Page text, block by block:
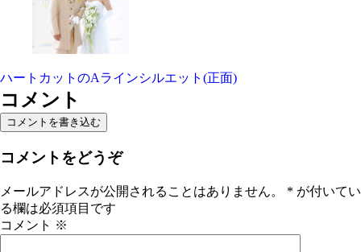
ハートカットのAラインシルエット(正面)
コメント
コメントを書き込む
コメントをどうぞ
メールアドレスが公開されることはありません。 * が付いてい
る欄は必須項目です
コメント ※